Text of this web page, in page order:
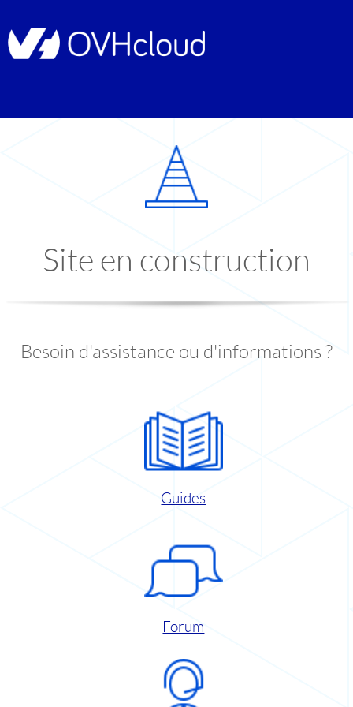
Site en construction
Besoin d'assistance ou d'informations ?
Guides
Forum